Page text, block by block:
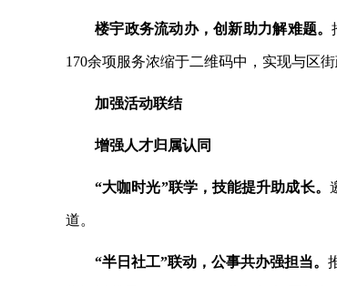
楼宇政务流动办，创新助力解难题。
170余项服务浓缩于二维码中，实现与区
加强活动联结
增强人才归属认同
“大咖时光”联学，技能提升助成长。
道。
“半日社工”联动，公事共办强担当。